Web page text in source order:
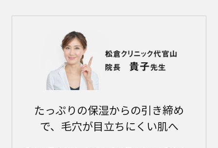
たっぷりの保湿からの引き締め
で、毛穴が目立ちにくい肌へ